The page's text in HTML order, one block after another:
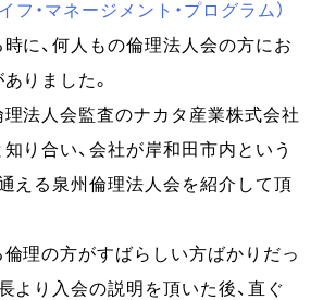
フ・マネージメント・プログラム）
に、何人もの倫理法人会の方にお
りました。
法人会監査のナカタ産業株式会社
り合い、会社が岸和田市内という
える泉州倫理法人会を紹介して頂
理の方がすばらしい方ばかりだっ
より入会の説明を頂いた後、直ぐ